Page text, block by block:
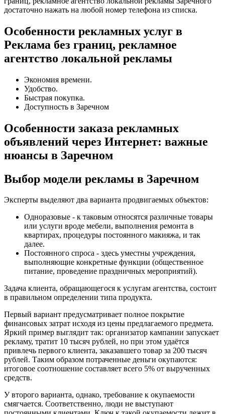
достаточно нажать на любой номер телефона из списка.
Особенности рекламных услуг в
Реклама без границ, рекламное
агентство локальной рекламы
Экономия времени.
Удобство.
Быстрая покупка.
Доступность в Заречном
Особенности заказа рекламных
объявлений через Интернет: важные
нюансы в Заречном
Выбор модели рекламы в Заречном
Эксперты выделяют два варианта продвигаемых объектов:
Одноразовые - к таковым относятся различные товары
или услуги вроде мебели, выполнения ремонта в
квартирах, процедуры постоянного макияжа, и так
далее.
Постоянного спроса - здесь уместны учреждения,
выполняющие конкретные функции (общественное
питание, проведение праздничных мероприятий).
Задача клиента, обращающегося к услугам агентства, состоит
в правильном определении типа продукта.
Первый вариант предусматривает полное покрытие
финансовых затрат исходя из цены предлагаемого предмета.
Яркий пример выглядит так: организатор кампании запускает
рекламу, тратит 10 тысяч рублей, но при этом удаётся
привлечь первого клиента, заказавшего товар за 200 тысяч
рублей. Таким образом потраченные деньги окупаются:
итоговое соотношение составляет всего 5% от вырученных
средств.
У второго варианта, однако, требование к окупаемости
смягчается. Соответственно, люди не выступают